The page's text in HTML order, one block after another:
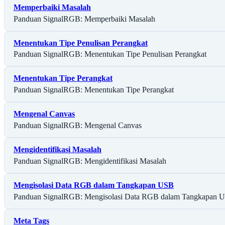
Memperbaiki Masalah
Panduan SignalRGB: Memperbaiki Masalah
Menentukan Tipe Penulisan Perangkat
Panduan SignalRGB: Menentukan Tipe Penulisan Perangkat
Menentukan Tipe Perangkat
Panduan SignalRGB: Menentukan Tipe Perangkat
Mengenal Canvas
Panduan SignalRGB: Mengenal Canvas
Mengidentifikasi Masalah
Panduan SignalRGB: Mengidentifikasi Masalah
Mengisolasi Data RGB dalam Tangkapan USB
Panduan SignalRGB: Mengisolasi Data RGB dalam Tangkapan
Meta Tags